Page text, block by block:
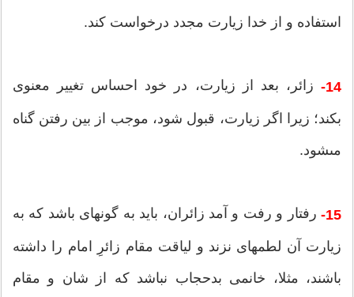
استفاده و از خدا زیارت مجدد درخواست كند.
14- زائر، بعد از زیارت، در خود احساس تغییر معنوى
بكند؛ زیرا اگر زیارت، قبول شود، موجب از بین رفتن گناه
مى‎شود.
15- رفتار و رفت و آمد زائران، باید به گونه‎اى باشد كه به
زیارت آن لطمه‎اى نزند و لیاقت مقام زائرِ امام را داشته
باشند، مثلا، خانمى بدحجاب نباشد كه از شان و مقام